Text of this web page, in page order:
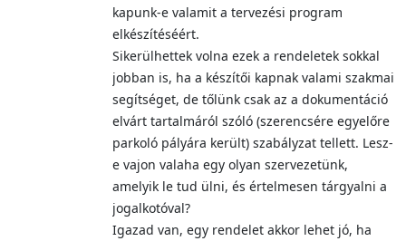
kapunk-e valamit a tervezési program
elkészítéséért.
Sikerülhettek volna ezek a rendeletek sokkal
jobban is, ha a készítői kapnak valami szakmai
segítséget, de tőlünk csak az a dokumentáció
elvárt tartalmáról szóló (szerencsére egyelőre
parkoló pályára került) szabályzat tellett. Lesz-
e vajon valaha egy olyan szervezetünk,
amelyik le tud ülni, és értelmesen tárgyalni a
jogalkotóval?
Igazad van, egy rendelet akkor lehet jó, ha